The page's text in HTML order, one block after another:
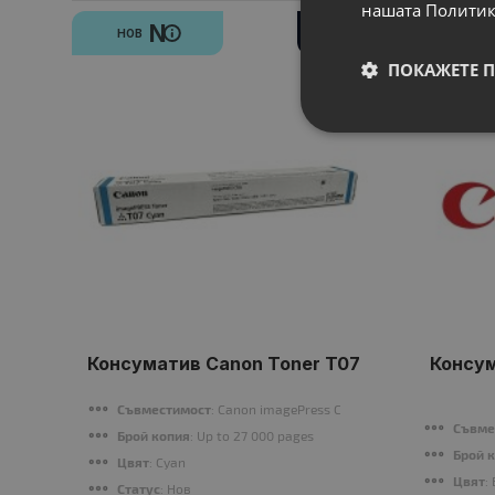
НОВ N
Консуматив Canon Toner T07
Съвместимост: Canon imagePress C165/C265
Брой копия: Up to 27 000 pages
Цвят: Cyan
Статус: Нов
Брой
Цвят:
нашата
ПОКАЖЕТЕ